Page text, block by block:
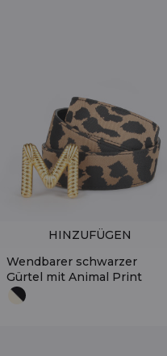
Wendbarer schwarzer
Gürtel mit Animal Print
HINZUFÜGEN